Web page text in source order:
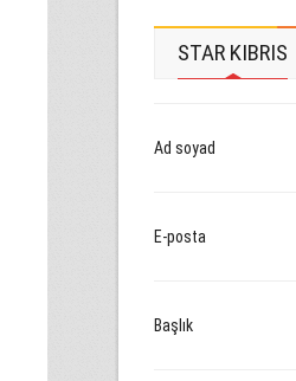
STAR KIBRIS
Ad soyad
E-posta
Başlık